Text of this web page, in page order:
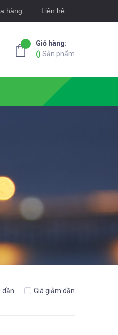
hàng Liên hệ
Giỏ hàng:
() Sản phẩm
dần Giá giảm dần